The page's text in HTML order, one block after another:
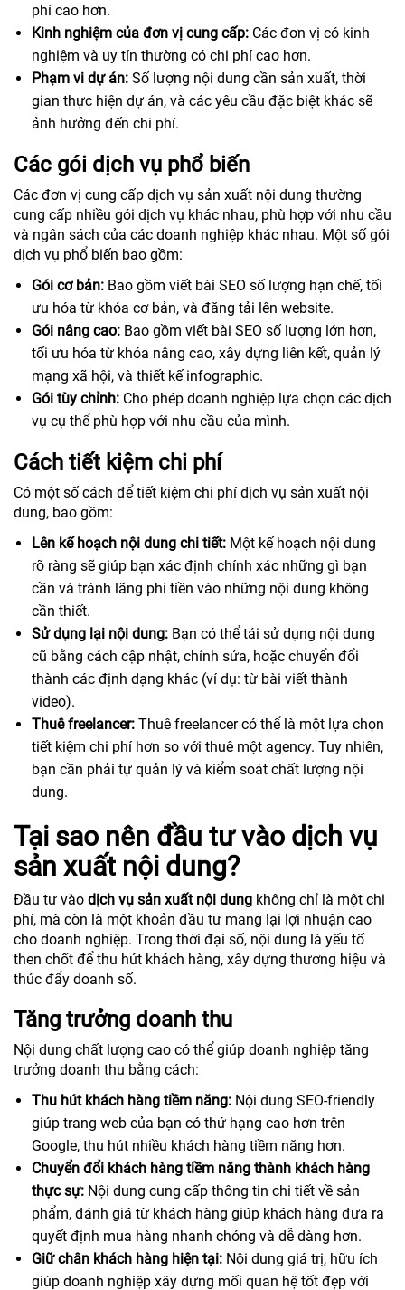
phí cao hơn.
Kinh nghiệm của đơn vị cung cấp: Các đơn vị có kinh
nghiệm và uy tín thường có chi phí cao hơn.
Phạm vi dự án: Số lượng nội dung cần sản xuất, thời
gian thực hiện dự án, và các yêu cầu đặc biệt khác sẽ
ảnh hưởng đến chi phí.
Các gói dịch vụ phổ biến
Các đơn vị cung cấp dịch vụ sản xuất nội dung thường
cung cấp nhiều gói dịch vụ khác nhau, phù hợp với nhu cầu
và ngân sách của các doanh nghiệp khác nhau. Một số gói
dịch vụ phổ biến bao gồm:
Gói cơ bản: Bao gồm viết bài SEO số lượng hạn chế, tối
ưu hóa từ khóa cơ bản, và đăng tải lên website.
Gói nâng cao: Bao gồm viết bài SEO số lượng lớn hơn,
tối ưu hóa từ khóa nâng cao, xây dựng liên kết, quản lý
mạng xã hội, và thiết kế infographic.
Gói tùy chỉnh: Cho phép doanh nghiệp lựa chọn các dịch
vụ cụ thể phù hợp với nhu cầu của mình.
Cách tiết kiệm chi phí
Có một số cách để tiết kiệm chi phí dịch vụ sản xuất nội
dung, bao gồm:
Lên kế hoạch nội dung chi tiết: Một kế hoạch nội dung
rõ ràng sẽ giúp bạn xác định chính xác những gì bạn
cần và tránh lãng phí tiền vào những nội dung không
cần thiết.
Sử dụng lại nội dung: Bạn có thể tái sử dụng nội dung
cũ bằng cách cập nhật, chỉnh sửa, hoặc chuyển đổi
thành các định dạng khác (ví dụ: từ bài viết thành
video).
Thuê freelancer: Thuê freelancer có thể là một lựa chọn
tiết kiệm chi phí hơn so với thuê một agency. Tuy nhiên,
bạn cần phải tự quản lý và kiểm soát chất lượng nội
dung.
Tại sao nên đầu tư vào dịch vụ
sản xuất nội dung?
Đầu tư vào dịch vụ sản xuất nội dung không chỉ là một chi
phí, mà còn là một khoản đầu tư mang lại lợi nhuận cao
cho doanh nghiệp. Trong thời đại số, nội dung là yếu tố
then chốt để thu hút khách hàng, xây dựng thương hiệu và
thúc đẩy doanh số.
Tăng trưởng doanh thu
Nội dung chất lượng cao có thể giúp doanh nghiệp tăng
trưởng doanh thu bằng cách:
Thu hút khách hàng tiềm năng: Nội dung SEO-friendly
giúp trang web của bạn có thứ hạng cao hơn trên
Google, thu hút nhiều khách hàng tiềm năng hơn.
Chuyển đổi khách hàng tiềm năng thành khách hàng
thực sự: Nội dung cung cấp thông tin chi tiết về sản
phẩm, đánh giá từ khách hàng giúp khách hàng đưa ra
quyết định mua hàng nhanh chóng và dễ dàng hơn.
Giữ chân khách hàng hiện tại: Nội dung giá trị, hữu ích
giúp doanh nghiệp xây dựng mối quan hệ tốt đẹp với